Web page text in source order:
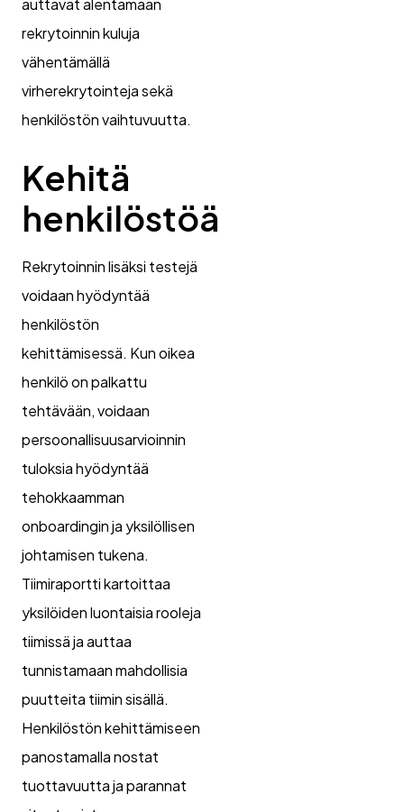
rekrytoinnin kuluja
vähentämällä
virherekrytointeja sekä
henkilöstön vaihtuvuutta.
Kehitä
henkilöstöä
Rekrytoinnin lisäksi testejä
voidaan hyödyntää
henkilöstön
kehittämisessä. Kun oikea
henkilö on palkattu
tehtävään, voidaan
persoonallisuusarvioinnin
tuloksia hyödyntää
tehokkaamman
onboardingin ja yksilöllisen
johtamisen tukena.
Tiimiraportti kartoittaa
yksilöiden luontaisia rooleja
tiimissä ja auttaa
tunnistamaan mahdollisia
puutteita tiimin sisällä.
Henkilöstön kehittämiseen
panostamalla nostat
tuottavuutta ja parannat